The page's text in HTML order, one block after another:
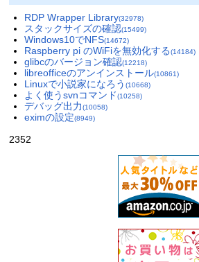
RDP Wrapper Library(32978)
スタックサイズの確認(15499)
Windows10でNFS(14672)
Raspberry pi のWiFiを無効化する(14184)
glibcのバージョン確認(12218)
libreofficeのアンインストール(10861)
Linuxで小説家になろう (10668)
よく使うsvnコマンド(10258)
デバッグ出力(10058)
eximの設定(8949)
2352